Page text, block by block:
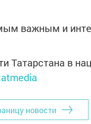
важным и
Татарстана в
новости